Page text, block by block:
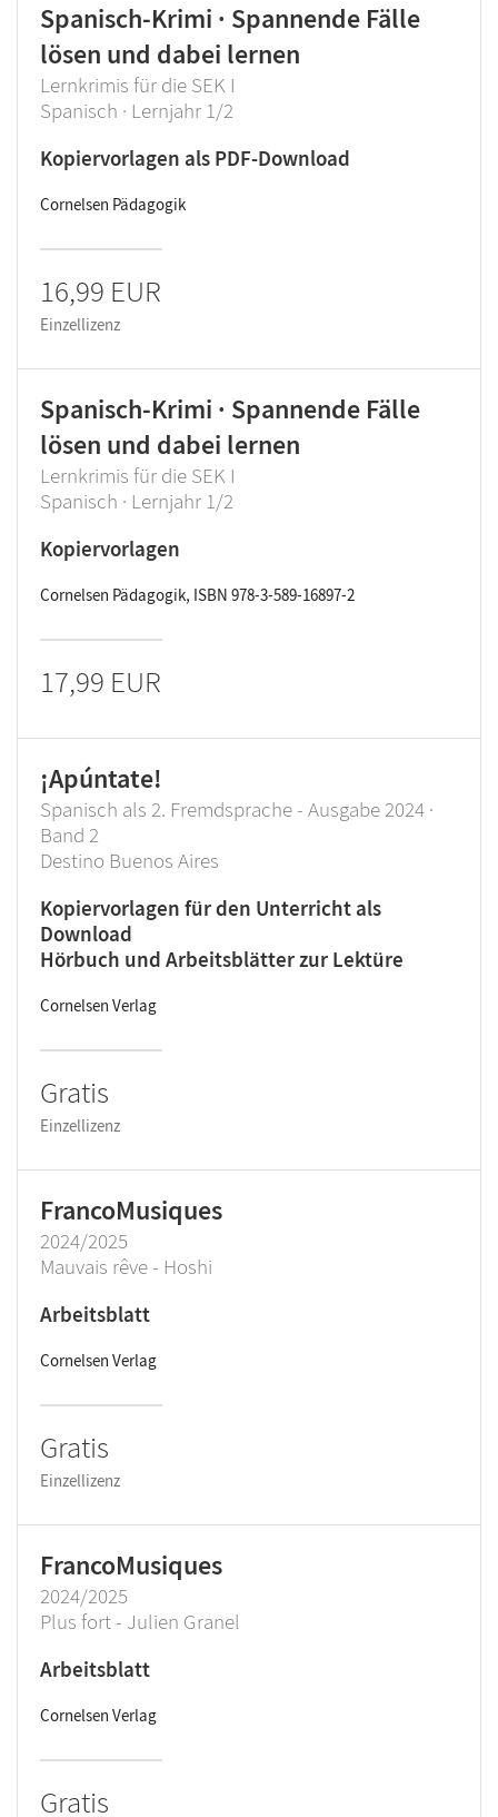
Spanisch-Krimi · Spannende Fälle
lösen und dabei lernen
Lernkrimis für die SEK I
Spanisch · Lernjahr 1/2
Kopiervorlagen als PDF-Download
Cornelsen Pädagogik
16,99 EUR
Einzellizenz
Spanisch-Krimi · Spannende Fälle
lösen und dabei lernen
Lernkrimis für die SEK I
Spanisch · Lernjahr 1/2
Kopiervorlagen
Cornelsen Pädagogik, ISBN 978-3-589-16897-2
17,99 EUR
¡Apúntate!
Spanisch als 2. Fremdsprache - Ausgabe 2024 ·
Band 2
Destino Buenos Aires
Kopiervorlagen für den Unterricht als
Download
Hörbuch und Arbeitsblätter zur Lektüre
Cornelsen Verlag
Gratis
Einzellizenz
FrancoMusiques
2024/2025
Mauvais rêve - Hoshi
Arbeitsblatt
Cornelsen Verlag
Gratis
Einzellizenz
FrancoMusiques
2024/2025
Plus fort - Julien Granel
Arbeitsblatt
Cornelsen Verlag
Gratis